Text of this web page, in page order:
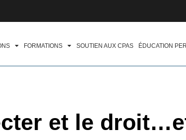
FORMATIONS SOUTIEN AUX CPAS ÉDUCATION
et le